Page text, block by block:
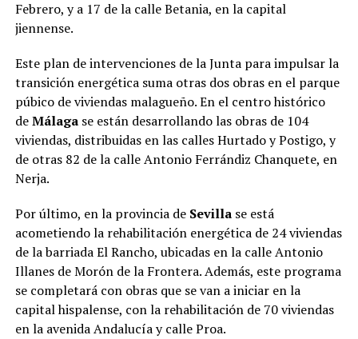
Febrero, y a 17 de la calle Betania, en la capital
jiennense.
Este plan de intervenciones de la Junta para impulsar la
transición energética suma otras dos obras en el parque
púbico de viviendas malagueño. En el centro histórico
deMálagase están desarrollando las obras de 104
viviendas, distribuidas en las calles Hurtado y Postigo, y
de otras 82 de la calle Antonio Ferrándiz Chanquete, en
Nerja.
Por último, en la provincia de Sevillase está
acometiendo la rehabilitación energética de 24 viviendas
de la barriada El Rancho, ubicadas en la calle Antonio
Illanes de Morón de la Frontera. Además, este programa
se completará con obras que se van a iniciar en la
capital hispalense, con la rehabilitación de 70 viviendas
en la avenida Andalucía y calle Proa.